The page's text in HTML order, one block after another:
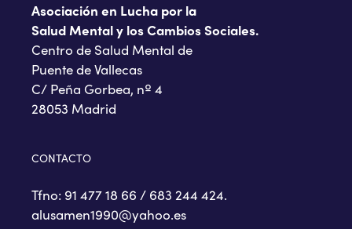
Asociación en Lucha por la
Salud Mental y los Cambios Sociales.
Centro de Salud Mental de
Puente de Vallecas
C/ Peña Gorbea, nº 4
28053 Madrid
CONTACTO
Tfno: 91 477 18 66 / 683 244 424.
alusamen1990@yahoo.es